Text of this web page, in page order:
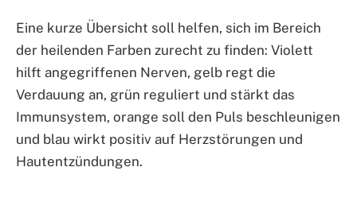
Eine kurze Übersicht soll helfen, sich im Bereich
der heilenden Farben zurecht zu finden: Violett
hilft angegriffenen Nerven, gelb regt die
Verdauung an, grün reguliert und stärkt das
Immunsystem, orange soll den Puls beschleunigen
und blau wirkt positiv auf Herzstörungen und
Hautentzündungen.